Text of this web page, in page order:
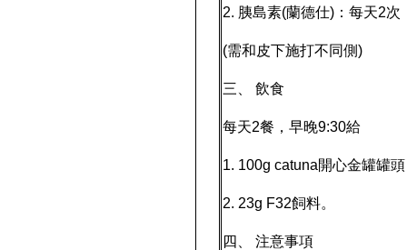
2. 胰島素(蘭德仕)：每天2
(需和皮下施打不同側)
三、 飲食
每天2餐，早晚9:30給
1. 100g catuna開心金罐罐頭
2. 23g F32飼料。
四、 注意事項